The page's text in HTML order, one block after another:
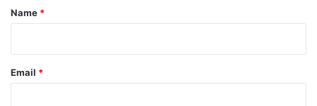
*
Name *
Email *